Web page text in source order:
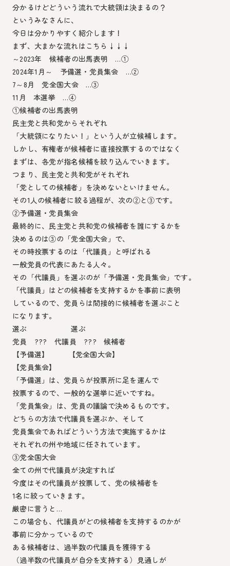
分かるけどどういう流れで大統領は決まるの？
というみなさんに、
今日は分かりやすく紹介します！
まず、大まかな流れはこちら↓↓↓
～2023年 候補者の出馬表明 …①
2024年1月～ 予備選・党員集会 …②
7～8月 党全国大会 …③
11月 本選挙 …④
①候補者の出馬表明
民主党と共和党からそれぞれ
「大統領になりたい！」という人が立候補します。
しかし、有権者が候補者に直接投票するのではなく
まずは、各党が指名候補を絞り込んでいきます。
つまり、民主党と共和党がそれぞれ
「党としての候補者」を決めないといけません。
その1人の候補者に絞る過程が、次の②と③です。
②予備選・党員集会
最終的に、民主党と共和党の候補者を誰にするかを
決めるのは③の「党全国大会」で、
その時投票するのは「代議員」と呼ばれる
一般党員の代表にあたる人々。
その「代議員」を選ぶのが「予備選・党員集会」です。
「代議員」はどの候補者を支持するかを事前に表明
しているので、党員らは間接的に候補者を選ぶこと
になります。
選ぶ 選ぶ
党員 ??? 代議員 ??? 候補者
【予備選】 【党全国大会】
【党員集会】
「予備選」は、党員らが投票所に足を運んで
投票するので、一般的な選挙に近いですね。
「党員集会」は、党員の議論で決めるものです。
どちらの方法で代議員を選ぶか、そして
党員集会であればどういう方法で実施するかは
それぞれの州や地域に任されています。
③党全国大会
全ての州で代議員が決定すれば
今度はその代議員が投票して、党の候補者を
1名に絞っていきます。
厳密に言うと…
この場合も、代議員がどの候補者を支持するのかが
事前に分かっているので
ある候補者は、過半数の代議員を獲得する
（過半数の代議員が自分を支持する）見通しが